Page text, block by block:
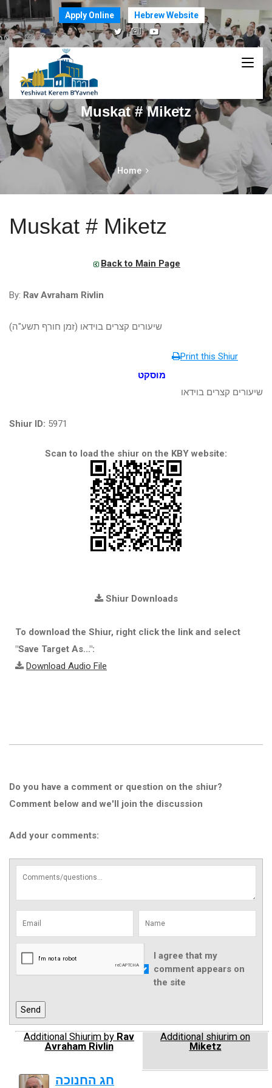
Apply Online Hebrew Website
Muskat # Miketz
Home
Muskat # Miketz
Back to Main Page
By: Rav Avraham Rivlin
שיעורים קצרים בוידאו (זמן חורף תשע"ה)
Print this Shiur
מוסקט
שיעורים קצרים בוידאו
Shiur ID: 5971
Scan to load the shiur on the KBY website:
Shiur Downloads
To download the Shiur, right click the link and select
"Save Target As...":
Download Audio File
Do you have a comment or question on the shiur?
Comment below and we'll join the discussion
Add your comments:
I agree that my
comment appears on
the site
Additional Shiurim by Rav
Avraham Rivlin
Additional shiurim on
Miketz
חג החנוכה